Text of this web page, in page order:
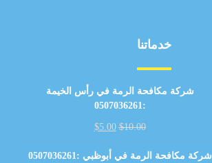
خدماتنا
شركة مكافحة الرمة في رأس الخيمة
:0507036261
$10.00
$5.00
شركة مكافحة الرمة في أبوظبي :0507036261